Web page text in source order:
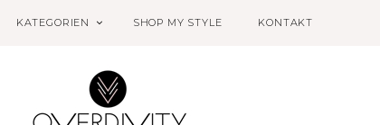
KATEGORIEN SHOP MY STYLE KONTAKT